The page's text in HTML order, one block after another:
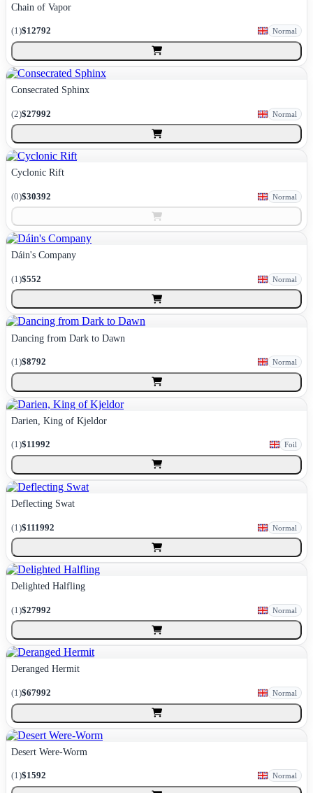
Chain of Vapor
(1)$12792 Normal
Consecrated Sphinx
(2)$27992 Normal
Cyclonic Rift
(0)$30392 Normal
Dáin's Company
(1)$552 Normal
Dancing from Dark to Dawn
(1)$8792 Normal
Darien, King of Kjeldor
(1)$11992 Foil
Deflecting Swat
(1)$111992 Normal
Delighted Halfling
(1)$27992 Normal
Deranged Hermit
(1)$67992 Normal
Desert Were-Worm
(1)$1592 Normal